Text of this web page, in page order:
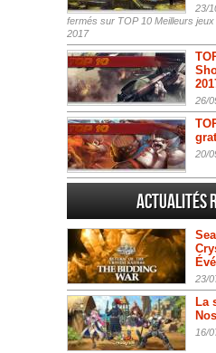
23/
fermés sur TOP 10 Meilleurs
2017
26/
20/
Actualités
23/
La
16/